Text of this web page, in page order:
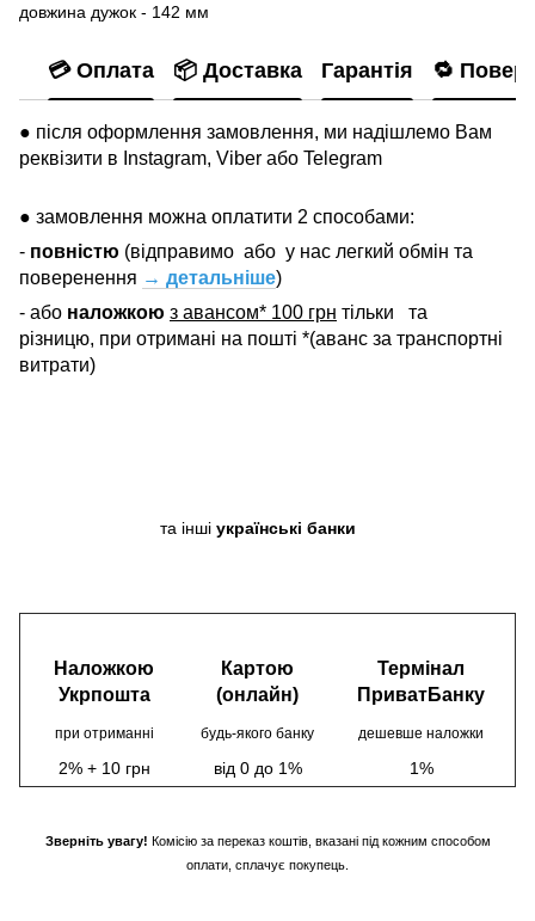
довжина дужок - 142 мм
💳 Оплата 📦 Доставка Гарантія 🔁
● після оформлення замовлення, ми надішлемо Вам
реквізити в Instagram, Viber або Telegram
● замовлення можна оплатити 2 способами:
- повністю (відправимо або у нас легкий обмін та
поверенення → детальніше)
- або наложкою з авансом* 100 грн тільки
та
різницю, при отримані на пошті *(аванс за транспортні
витрати)
та інші українські банки
Наложкою
Укрпошта
Картою
(онлайн)
Термінал
ПриватБанку
при отриманні будь-якого банку дешевше наложки
2% + 10 грн від 0 до 1% 1%
Зверніть увагу! Комісію за переказ коштів, вказані під кожним способом
оплати, сплачує покупець.